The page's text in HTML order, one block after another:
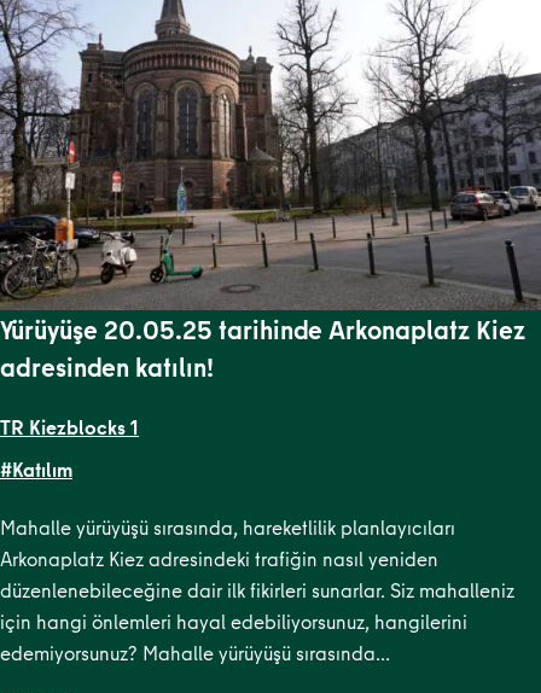
Yürüyüşe 20.05.25 tarihinde Arkonaplatz Kiez
adresinden katılın!
TR Kiezblocks 1
#Katılım
Mahalle yürüyüşü sırasında, hareketlilik planlayıcıları
Arkonaplatz Kiez adresindeki trafiğin nasıl yeniden
düzenlenebileceğine dair ilk fikirleri sunarlar. Siz mahalleniz
için hangi önlemleri hayal edebiliyorsunuz, hangilerini
edemiyorsunuz? Mahalle yürüyüşü sırasında…